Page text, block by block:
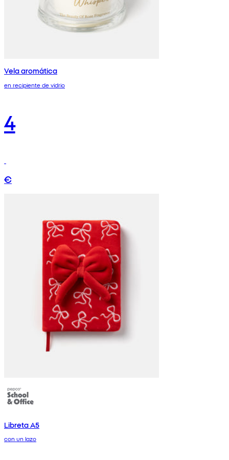
Vela aromática
en recipiente de vidrio
4
€
Libreta A5
con un lazo